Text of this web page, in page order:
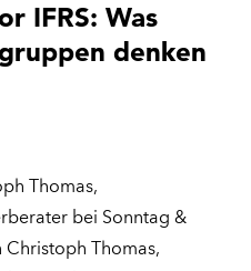
IFRS: Was
denken
Thomas,
bei Sonntag &
Christoph Thomas,